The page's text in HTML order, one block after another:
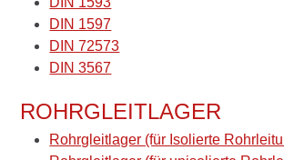
DIN 1597
DIN 72573
DIN 3567
ROHRGLEITLAGER
Rohrgleitlager (für Isolierte